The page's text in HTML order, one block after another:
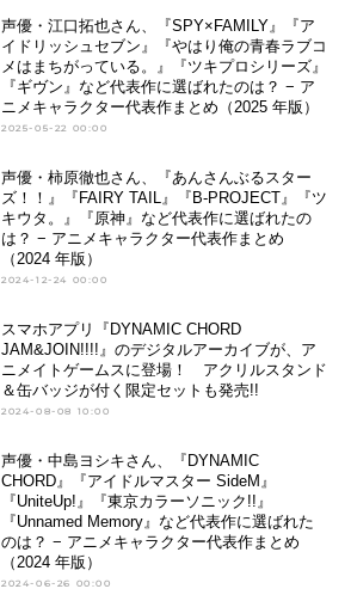
声優・江口拓也さん、『SPY×FAMILY』『ア
イドリッシュセブン』『やはり俺の青春ラブコ
メはまちがっている。』『ツキプロシリーズ』
『ギヴン』など代表作に選ばれたのは？ − ア
ニメキャラクター代表作まとめ（2025 年版）
2025-05-22 00:00
声優・柿原徹也さん、『あんさんぶるスター
ズ！！』『FAIRY TAIL』『B-PROJECT』『ツ
キウタ。』『原神』など代表作に選ばれたの
は？ − アニメキャラクター代表作まとめ
（2024 年版）
2024-12-24 00:00
スマホアプリ『DYNAMIC CHORD
JAM&JOIN!!!!』のデジタルアーカイブが、ア
ニメイトゲームスに登場！ アクリルスタンド
＆缶バッジが付く限定セットも発売!!
2024-08-08 10:00
声優・中島ヨシキさん、『DYNAMIC
CHORD』『アイドルマスター SideM』
『UniteUp!』『東京カラーソニック!!』
『Unnamed Memory』など代表作に選ばれた
のは？ − アニメキャラクター代表作まとめ
（2024 年版）
2024-06-26 00:00